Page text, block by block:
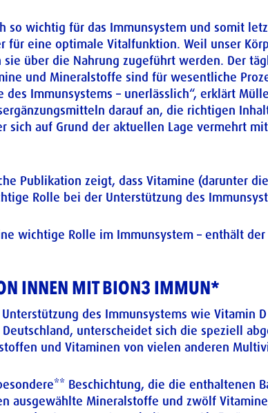
wichtig für das Immunsystem und somit
für eine optimale Vitalfunktion. Weil unser
über die Nahrung zugeführt werden. Der
und Mineralstoffe sind für wesentliche
Immunsystems – unerlässlich“, erklärt
darauf an, die richtigen
auf Grund der aktuellen Lage vermehrt
Publikation zeigt, dass Vitamine (darunter die
Rolle bei der Unterstützung des
wichtige Rolle im Immunsystem – enthält
INNEN MIT BION3 IMMUN*
des Immunsystems wie Vitamin
unterscheidet sich die speziell
und Vitaminen von vielen anderen
Beschichtung, die die enthaltenen
ausgewählte Mineralstoffe und zwölf